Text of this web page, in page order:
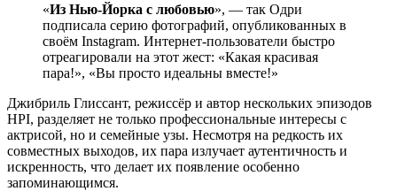
«Из Нью-Йорка с любовью», — так Одри
подписала серию фотографий, опубликованных в
своём Instagram. Интернет-пользователи быстро
отреагировали на этот жест: «Какая красивая
пара!», «Вы просто идеальны вместе!»
Джибриль Глиссант, режиссёр и автор нескольких эпизодов
HPI, разделяет не только профессиональные интересы с
актрисой, но и семейные узы. Несмотря на редкость их
совместных выходов, их пара излучает аутентичность и
искренность, что делает их появление особенно
запоминающимся.